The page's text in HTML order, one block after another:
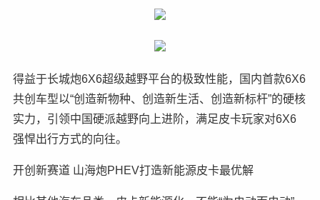
得益于长城炮6X6超级越野平台的极致性能，国内首款6X6
共创车型以“创造新物种、创造新生活、创造新标杆”的硬核
实力，引领中国硬派越野向上进阶，满足皮卡玩家对6X6
强悍出行方式的向往。
开创新赛道 山海炮PHEV打造新能源皮卡最优解